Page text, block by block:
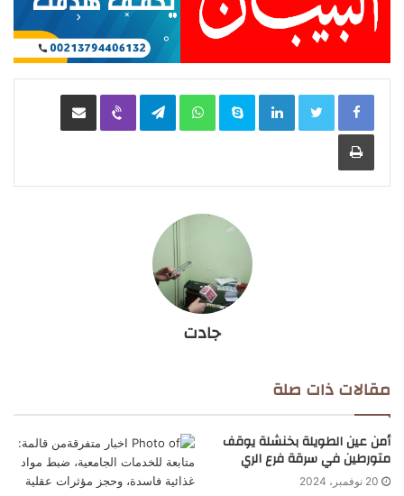
LinkedIn
Skype
WhatsApp
Telegram
Viber مشاركة عبر البريد
طباعة
جادت
مقالات ذات صلة
أمن عين الطويلة بخنشلة يوقف
متورطين في سرقة فرع الري
20 نوفمبر، 2024